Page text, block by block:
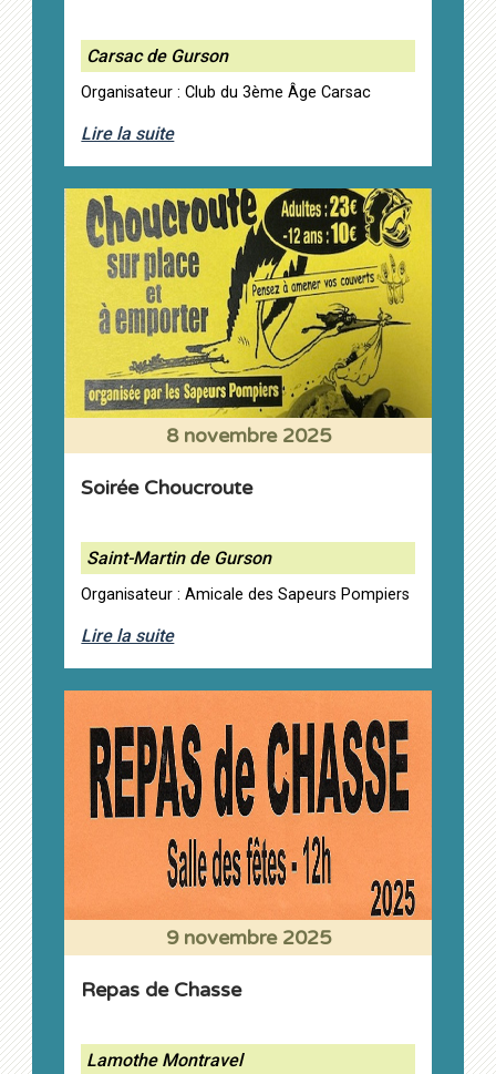
Carsac de Gurson
Organisateur : Club du 3ème Âge Carsac
Lire la suite
8 novembre 2025
Soirée Choucroute
Saint-Martin de Gurson
Organisateur : Amicale des Sapeurs Pompiers
Lire la suite
9 novembre 2025
Repas de Chasse
Lamothe Montravel